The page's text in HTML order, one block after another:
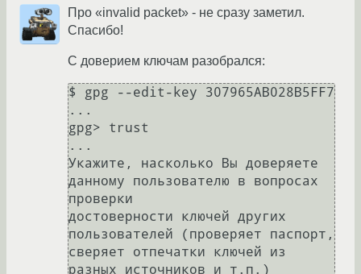
Про «invalid packet» - не сразу заметил.
Спасибо!
С доверием ключам разобрался:
$ gpg --edit-key 307965AB028B5FF7
...
gpg> trust
...
Укажите, насколько Вы доверяете
данному пользователю в вопросах
проверки
достоверности ключей других
пользователей (проверяет паспорт,
сверяет отпечатки ключей из
разных источников и т.п.)